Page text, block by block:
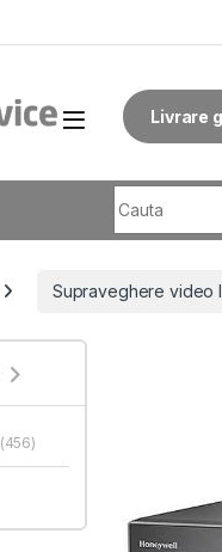
Livrare
Supraveghere video
(456)